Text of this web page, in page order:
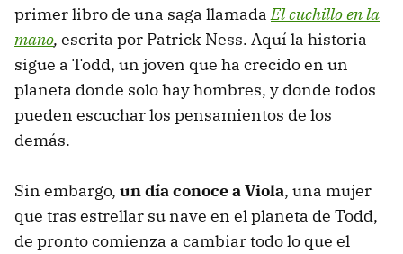
primer libro de una saga llamadaEl cuchillo en la
mano, escrita por Patrick Ness. Aquí la historia
sigue a Todd, un joven que ha crecido en un
planeta donde solo hay hombres, y donde todos
pueden escuchar los pensamientos de los
demás.
Sin embargo, un día conoce a Viola, una mujer
que tras estrellar su nave en el planeta de Todd,
de pronto comienza a cambiar todo lo que el